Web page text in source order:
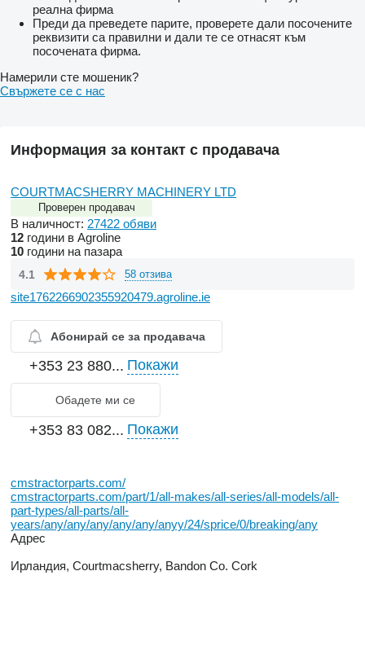
реална фирма
Преди да преведете парите, проверете дали посочените
реквизити са правилни и дали те се отнасят към
посочената фирма.
Намерили сте мошеник?
Свържете се с нас
Информация за контакт с продавача
COURTMACSHERRY MACHINERY LTD
Проверен продавач
В наличност: 27422 обяви
12 години в Agroline
10 години на пазара
4.1 58 отзива
site1762266902355920479.agroline.ie
Абонирай се за продавача
+353 23 880... Покажи
Обадете ми се
+353 83 082... Покажи
cmstractorparts.com/
cmstractorparts.com/part/1/all-makes/all-series/all-models/all-
part-types/all-parts/all-
years/any/any/any/any/any/anyy/24/sprice/0/breaking/any
Адрес
Ирландия, Courtmacsherry, Bandon Co. Cork